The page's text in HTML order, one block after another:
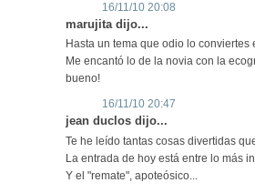
16/11/10 20:08
marujita dijo...
Hasta un tema que odio lo conviertes
Me encantó lo de la novia con la
bueno!
16/11/10 20:47
jean duclos dijo...
Te he leído tantas cosas divertidas
La entrada de hoy está entre lo más
Y el "remate", apoteósico...